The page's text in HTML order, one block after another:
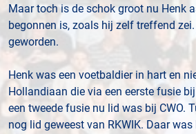
Maar toch is de schok groot nu Henk
begonnen is, zoals hij zelf treffend
geworden.
Henk was een voetbaldier in hart en
Hollandiaan die via een eerste fusie
een tweede fusie nu lid was bij CWO.
nog lid geweest van RKWIK. Daar